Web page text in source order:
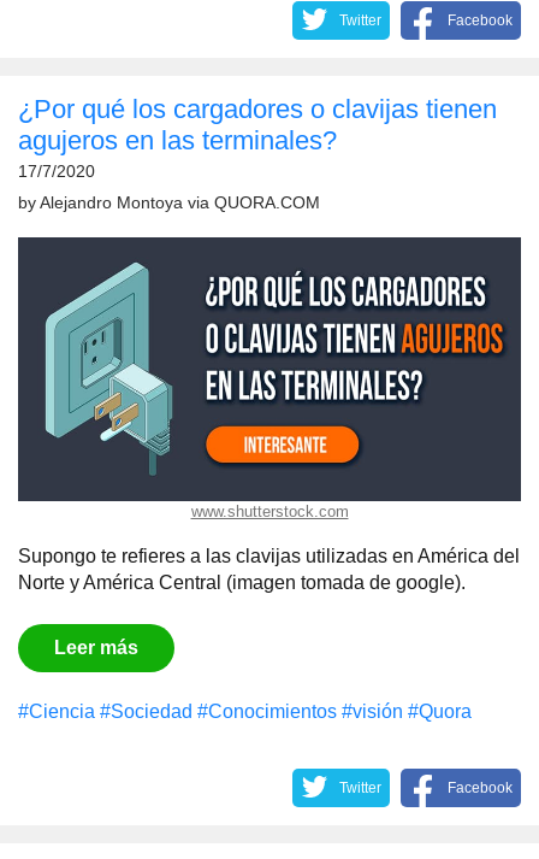
Twitter Facebook
¿Por qué los cargadores o clavijas tienen
agujeros en las terminales?
17/7/2020
by Alejandro Montoya via QUORA.COM
www.shutterstock.com
Supongo te refieres a las clavijas utilizadas en América del
Norte y América Central (imagen tomada de google).
Leer más
#Сiencia #Sociedad #Conocimientos #visión #Quora
Twitter Facebook